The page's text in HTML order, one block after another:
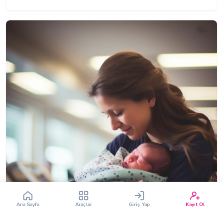
Çin Takvimi Bebek İsim Bulucu
Bebek Burcu Bebek Aşı Takvimi
Gebelik Hesaplama
Yumurtlama Hesaplama Gebe Sözlüğü
Ana Sayfa Araçlar Giriş Yap Kayıt Ol